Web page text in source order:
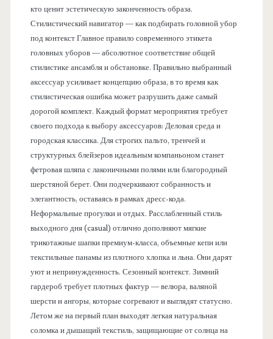
кто ценит эстетическую законченность образа.
Стилистический навигатор — как подбирать головной убор
под контекст Главное правило современного этикета
головных уборов — абсолютное соответствие общей
стилистике ансамбля и обстановке. Правильно выбранный
аксессуар усиливает концепцию образа, в то время как
стилистическая ошибка может разрушить даже самый
дорогой комплект. Каждый формат мероприятия требует
своего подхода к выбору аксессуаров: Деловая среда и
городская классика. Для строгих пальто, тренчей и
структурных блейзеров идеальным компаньоном станет
фетровая шляпа с лаконичными полями или благородный
шерстяной берет. Они подчеркивают собранность и
элегантность, оставаясь в рамках дресс-кода.
Неформальные прогулки и отдых. Расслабленный стиль
выходного дня (casual) отлично дополняют мягкие
трикотажные шапки премиум-класса, объемные кепи или
текстильные панамы из плотного хлопка и льна. Они дарят
уют и непринужденность. Сезонный контекст. Зимний
гардероб требует плотных фактур — велюра, валяной
шерсти и ангоры, которые согревают и выглядят статусно.
Летом же на первый план выходят легкая натуральная
соломка и дышащий текстиль, защищающие от солнца на